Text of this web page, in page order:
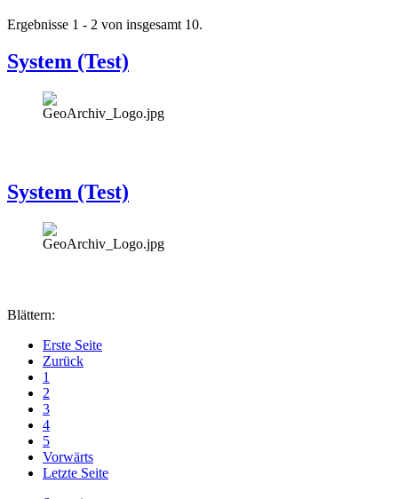
Ergebnisse 1 - 2 von insgesamt 10.
System (Test)
System (Test)
Blättern:
Erste Seite
Zurück
1
2
3
4
5
Vorwärts
Letzte Seite